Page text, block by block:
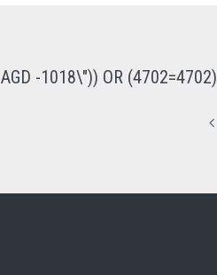
AGD -1018\")) OR